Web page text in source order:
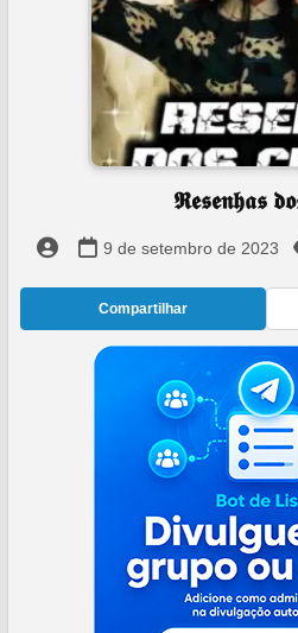
𝕽𝖊𝖘𝖊𝖓𝖍𝖆𝖘
9 de setembro de 2023
Compartilhar